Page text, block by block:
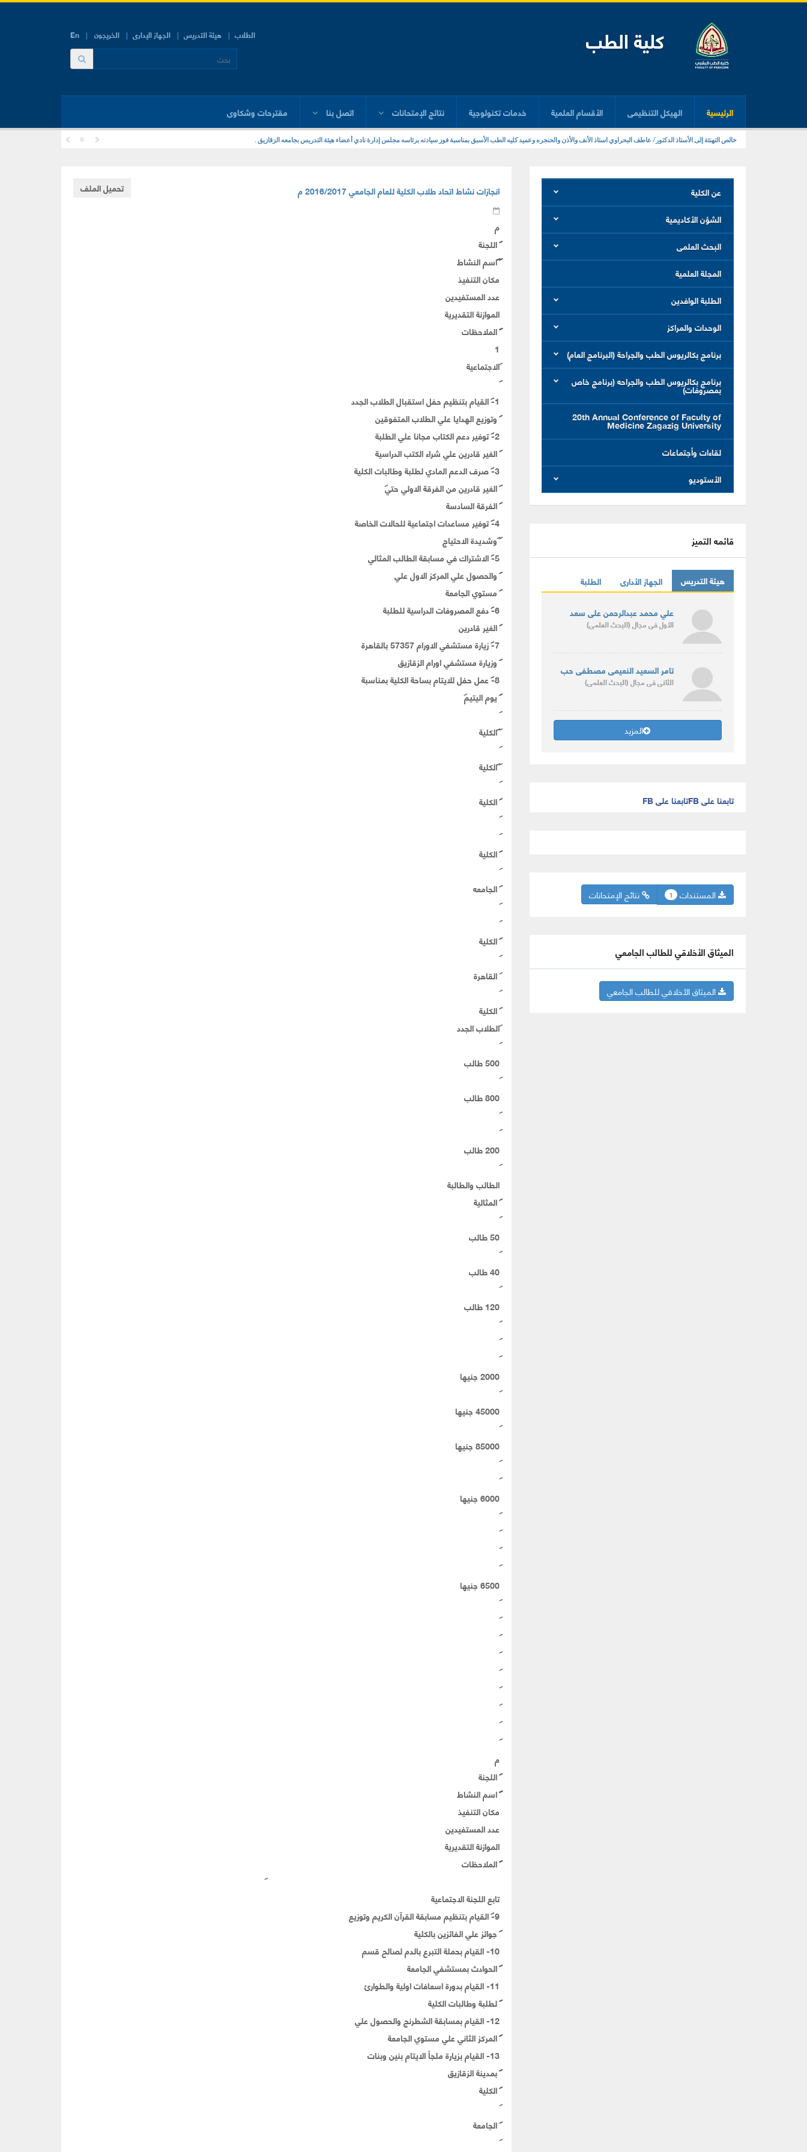
En الطلاب هيئة التدريس الجهاز الإدارى الخريجون كلية الطب
الرئيسية الهيكل التنظيمى الأقسام العلمية خدمات تكنولوجية نتائج الإمتحانات اتصل بنا مقترحات وشكاوى
زيارة معمل المهارات الإكلينيكية بكلية الطب
تحميل الملف انجازات نشاط اتحاد طلاب الكلية للعام الجامعي 2016/2017 م
م
اللجنة
اسم النشاط
مكان التنفيذ
عدد المستفيدين
الموازنة التقديرية
الملاحظات
1
الاجتماعية
1- القيام بتنظيم حفل استقبال الطلاب الجدد
وتوزيع الهدايا علي الطلاب المتفوقين
2- توفير دعم الكتاب مجانا علي الطلبة
الغير قادرين علي شراء الكتب الدراسية
3- صرف الدعم المادي لطلبة وطالبات الكلية
الغير قادرين من الفرقة الاولي حتي
الفرقة السادسة
4- توفير مساعدات اجتماعية للحالات الخاصة
وشديدة الاحتياج
5- الاشتراك في مسابقة الطالب المثالي
والحصول علي المركز الاول علي
مستوي الجامعة
6- دفع المصروفات الدراسية للطلبة
الغير قادرين
7- زيارة مستشفي الاورام 57357 بالقاهرة
وزيارة مستشفي اورام الزقازيق
8- عمل حفل للايتام بساحة الكلية بمناسبة
يوم اليتيم
الكلية
الكلية
الكلية
الكلية
الجامعه
الكلية
القاهرة
الكلية
الطلاب الجدد
500 طالب
800 طالب
200 طالب
الطالب والطالبة
المثالية
50 طالب
40 طالب
120 طالب
2000 جنيها
45000 جنيها
85000 جنيها
6000 جنيها
6500 جنيها
م
اللجنة
اسم النشاط
مكان التنفيذ
عدد المستفيدين
الموازنة التقديرية
الملاحظات
تابع اللجنة الاجتماعية
9- القيام بتنظيم مسابقة القرآن الكريم وتوزيع
جوائز علي الفائزين بالكلية
10- القيام بحملة التبرع بالدم لصالح قسم
الحوادث بمستشفي الجامعة
11- القيام بدورة اسعافات اولية والطوارئ
لطلبة وطالبات الكلية
12- القيام بمسابقة الشطرنج والحصول علي
المركز الثاني علي مستوي الجامعة
13- القيام بزيارة ملجأ الايتام بنين وبنات
بمدينة الزقازيق
الكلية
الجامعة
عن الكلية
الشؤن الأكاديمية
البحث العلمى
المجلة العلمية
الطلبة الوافدين
الوحدات والمراكز
برنامج بكالريوس الطب والجراحة (البرنامج العام)
برنامج بكالريوس الطب والجراحه (برنامج خاص
بمصروفات)
20th Annual Conference of Faculty of
Medicine Zagazig University
لقاءات وأجتماعات
الأستوديو
قائمه التميز
هيئة التدريس الجهاز الأدارى الطلبة
علي محمد عبدالرحمن على سعد
الأولفى مجال(البحث العلمى)
تامر السعيد النعيمى مصطفى حب
الثانىفى مجال(البحث العلمى)
المزيد
تابعنا على FB تابعنا على FB
نتائج الإمتحانات المستندات 1
الميثاق الأخلاقي للطالب الجامعي
الميثاق الأخلاقي للطالب الجامعي